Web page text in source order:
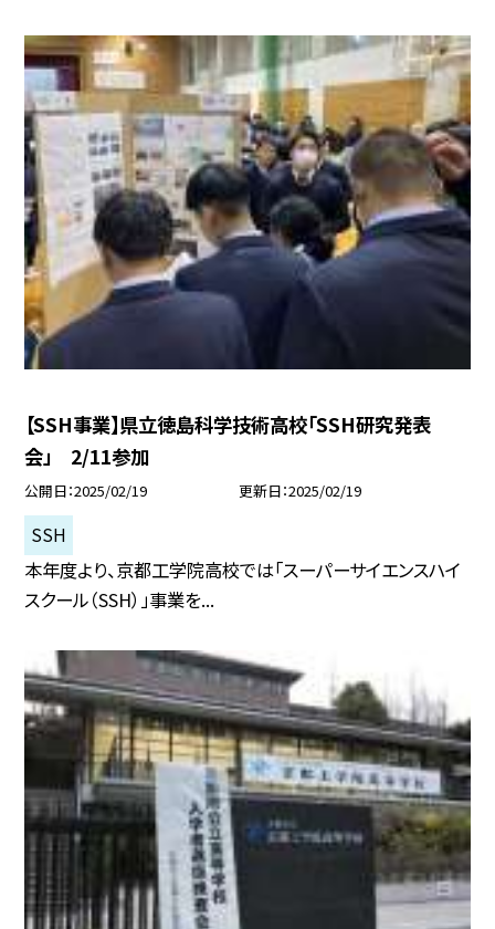
【SSH事業】県立徳島科学技術高校「SSH研究発表
会」 2/11参加
公開日 2025/02/19 更新日 2025/02/19
SSH
本年度より、京都工学院高校では「スーパーサイエンスハイ
スクール（SSH）」事業を...